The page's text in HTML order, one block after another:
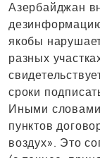
Азербайджан
якобы
разных
сроки
Иными
пунктов
воздух». Это